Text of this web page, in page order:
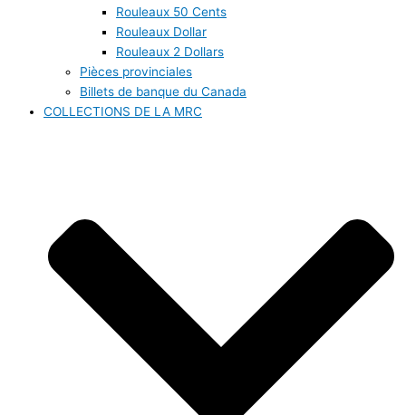
Rouleaux 50 Cents
Rouleaux Dollar
Rouleaux 2 Dollars
Pièces provinciales
Billets de banque du Canada
COLLECTIONS DE LA MRC